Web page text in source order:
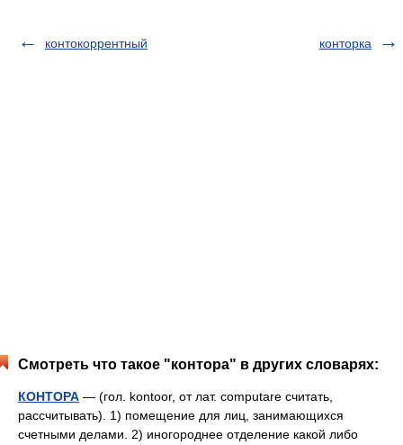
контокоррентный конторка
Смотреть что такое "контора" в других словарях:
КОНТОРА — (гол. kontoor, от лат. computare считать,
рассчитывать). 1) помещение для лиц, занимающихся
счетными делами. 2) иногороднее отделение какой либо